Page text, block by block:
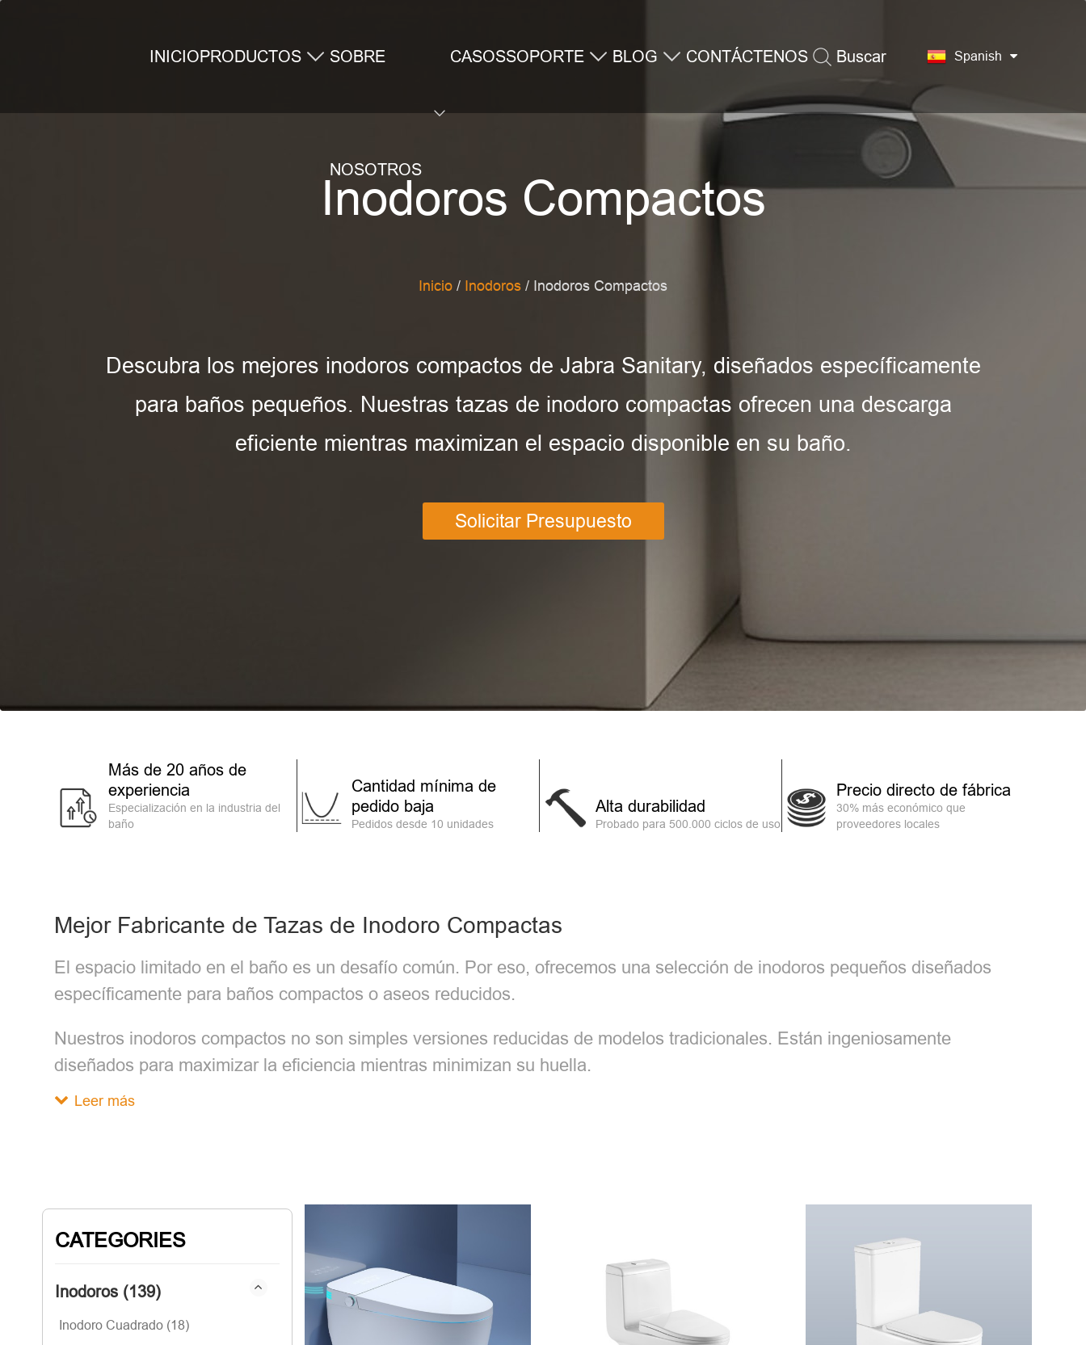
INICIOPRODUCTOS SOBRE
NOSOTROS
CASOSSOPORTE BLOG CONTÁCTENOS Buscar Spanish
Inodoros Compactos
Inicio / Inodoros / Inodoros Compactos
Descubra los mejores inodoros compactos de Jabra Sanitary, diseñados específicamente
para baños pequeños. Nuestras tazas de inodoro compactas ofrecen una descarga
eficiente mientras maximizan el espacio disponible en su baño.
Solicitar Presupuesto
Más de 20 años de
experiencia
Especialización en la industria del
baño
Cantidad mínima de
pedido baja
Pedidos desde 10 unidades
Alta durabilidad
Probado para 500.000 ciclos de uso
Precio directo de fábrica
30% más económico que
proveedores locales
Mejor Fabricante de Tazas de Inodoro Compactas
El espacio limitado en el baño es un desafío común. Por eso, ofrecemos una selección de inodoros pequeños diseñados
específicamente para baños compactos o aseos reducidos.
Nuestros inodoros compactos no son simples versiones reducidas de modelos tradicionales. Están ingeniosamente
diseñados para maximizar la eficiencia mientras minimizan su huella.
Leer más
CATEGORIES
Inodoros (139)
Inodoro Cuadrado (18)